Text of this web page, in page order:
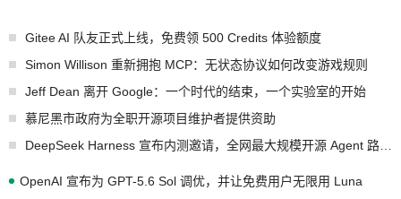
Gitee AI 队友正式上线，免费领 500 Credits 体验额度
Simon Willison 重新拥抱 MCP：无状态协议如何改变游戏规则
Jeff Dean 离开 Google：一个时代的结束，一个实验室的开始
慕尼黑市政府为全职开源项目维护者提供资助
OpenAI 宣布为 GPT-5.6 Sol 调优，并让免费用户无限用 Luna